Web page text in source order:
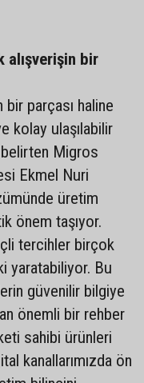
alışverişin bir
parçası haline
kolay ulaşılabilir
Migros
Ekmel Nuri
üretim
önem taşıyor.
tercihler birçok
yaratabiliyor. Bu
güvenilir bilgiye
önemli bir rehber
sahibi ürünleri
kanallarımızda ön